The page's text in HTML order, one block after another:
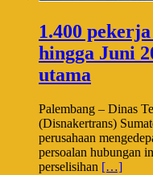
1.400
hingga Juni
utama
Palembang – Dinas
(Disnakertrans)
perusahaan
persoalan hubungan
perselisihan […]